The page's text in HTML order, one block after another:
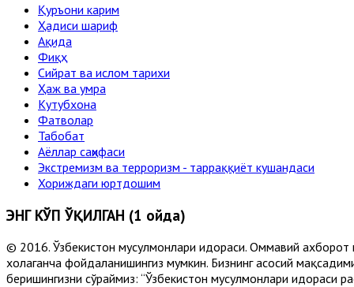
Қуръони карим
Ҳадиси шариф
Ақида
Фиқҳ
Сийрат ва ислом тарихи
Ҳаж ва умра
Кутубхона
Фатволар
Табобат
Аёллар саҳифаси
Экстремизм ва терроризм - тарраққиёт кушандаси
Хориждаги юртдошим
ЭНГ КЎП ЎҚИЛГАН (1 ойда)
© 2016. Ўзбекистон мусулмонлари идораси. Оммавий ахборот
хоҳлаганча фойдаланишингиз мумкин. Бизнинг асосий
беришингизни сўраймиз: “Ўзбекистон мусулмонлари идораси